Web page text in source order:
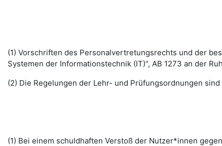
(1) Vorschriften des Personalvertretungsrechts und der
Systemen der Informationstechnik (IT)“, AB 1273 an der
(2) Die Regelungen der Lehr- und Prüfungsordnungen sind
(1) Bei einem schuldhaften Verstoß der Nutzer*innen